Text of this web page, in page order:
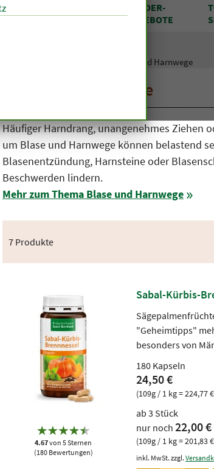
VON A BIS Z
SONDER-
ANGEBOTE
Blase und Harnwege
Blase und Harnwege
Häufiger Harndrang, unangenehmes Ziehen
um Blase und Harnwege können belastend
Blasenentzündung, Harnsteine oder
Beschwerden lindern.
Mehr zum Thema Blase und Harnwege
7 Produkte
4.67von 5 Sternen
(180 Bewertungen)
Sabal-Kürbis-
"Geheimtipps"
besonders von
180 Kapseln
24,50 €
(109g / 1 kg = 224,77
ab 3 Stück
nur noch 22,00 €
(109g / 1 kg = 201,83
inkl. MwSt. zzgl.